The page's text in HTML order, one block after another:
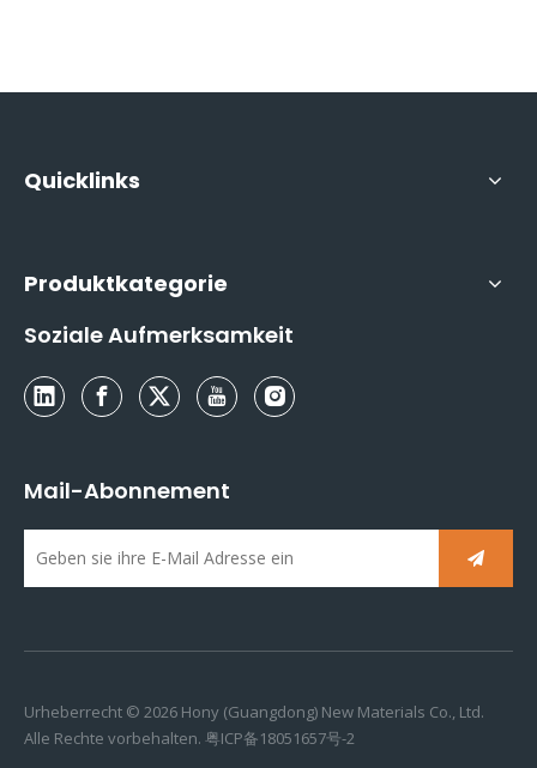
Quicklinks
Produktkategorie
Soziale Aufmerksamkeit
Mail-Abonnement
Urheberrecht © 2026 Hony (Guangdong) New Materials Co., Ltd.
Alle Rechte vorbehalten. 粤ICP备18051657号-2